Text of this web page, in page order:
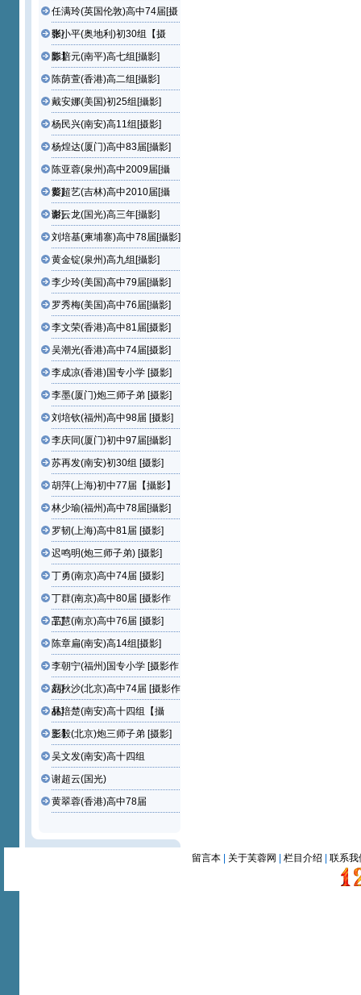
任满玲(英国伦敦)高中74届[摄
影]
张小平(奥地利)初30组【摄
影】
陈培元(南平)高七组[攝影]
陈荫萱(香港)高二组[攝影]
戴安娜(美国)初25组[攝影]
杨民兴(南安)高11组[摄影]
杨煌达(厦门)高中83届[攝影]
陈亚蓉(泉州)高中2009届[攝
影]
黄超艺(吉林)高中2010届[攝
影]
谢云龙(国光)高三年[攝影]
刘培基(柬埔寨)高中78届[攝影]
黄金锭(泉州)高九组[攝影]
李少玲(美国)高中79届[攝影]
罗秀梅(美国)高中76届[攝影]
李文荣(香港)高中81届[摄影]
吴潮光(香港)高中74届[摄影]
李成凉(香港)国专小学 [摄影]
李墨(厦门)炮三师子弟 [摄影]
刘培钦(福州)高中98届 [摄影]
李庆同(厦门)初中97届[攝影]
苏再发(南安)初30组 [摄影]
胡萍(上海)初中77届【攝影】
林少瑜(福州)高中78届[攝影]
罗韧(上海)高中81届 [摄影]
迟鸣明(炮三师子弟) [摄影]
丁勇(南京)高中74届 [摄影]
丁群(南京)高中80届 [摄影作
品]
丁慧(南京)高中76届 [摄影]
陈章扁(南安)高14组[摄影]
李朝宁(福州)国专小学 [摄影作
品]
刘秋沙(北京)高中74届 [摄影作
品]
林培楚(南安)高十四组【攝
影】
王毅(北京)炮三师子弟 [摄影]
吴文发(南安)高十四组
谢超云(国光)
黄翠蓉(香港)高中78届
留言本| 关于芙蓉网 栏目介绍 联系我